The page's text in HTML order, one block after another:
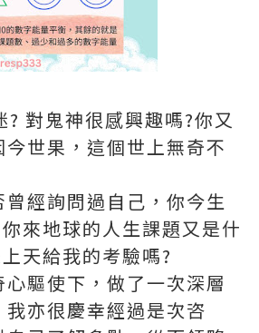
對鬼神很感興趣嗎?你又
世果，這個世上無奇不
經詢問過自己，你今生
來地球的人生課題又是什
天給我的考驗嗎?
驅使下，做了一次深層
亦很慶幸經過是次咨